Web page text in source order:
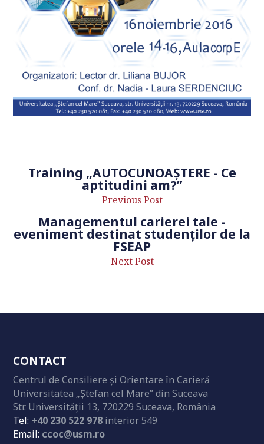
Training „AUTOCUNOAȘTERE - Ce
aptitudini am?”
Previous Post
Managementul carierei tale -
eveniment destinat studenților de la
FSEAP
Next Post
CONTACT
Centrul de Consiliere și Orientare în Carieră
Universitatea „Ștefan cel Mare” din Suceava
Str. Universității 13, 720229 Suceava, România
Tel: +40 230 522 978 interior 549
Email: ccoc@usm.ro